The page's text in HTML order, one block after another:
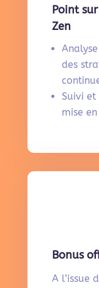
Point
Zen
des
Suivi et
mise
Bonus
A l’issue